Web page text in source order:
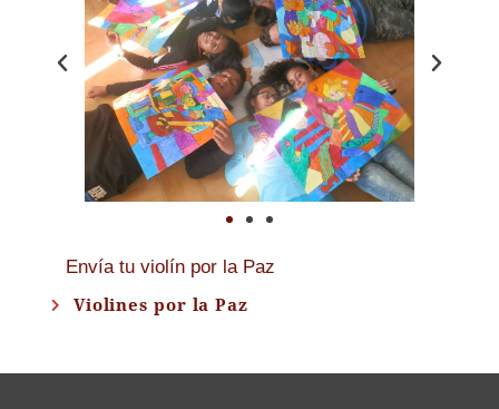
Envía tu violín por la Paz
Violines por la Paz